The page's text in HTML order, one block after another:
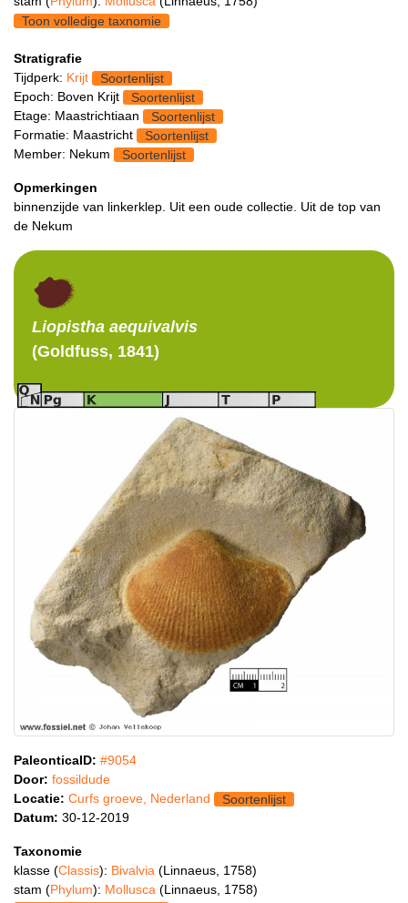
Toon volledige taxnomie
Stratigrafie
Tijdperk: Krijt
Soortenlijst
Epoch: Boven Krijt
Soortenlijst
Etage: Maastrichtiaan
Soortenlijst
Formatie: Maastricht
Soortenlijst
Member: Nekum
Soortenlijst
Opmerkingen
binnenzijde van linkerklep. Uit een oude collectie. Uit de top van
de Nekum
Liopistha aequivalvis
(Goldfuss, 1841)
PaleonticaID: #9054
Door: fossildude
Locatie: Curfs groeve, Nederland
Soortenlijst
Datum: 30-12-2019
Taxonomie
klasse (Classis): Bivalvia (Linnaeus, 1758)
stam (Phylum): Mollusca (Linnaeus, 1758)